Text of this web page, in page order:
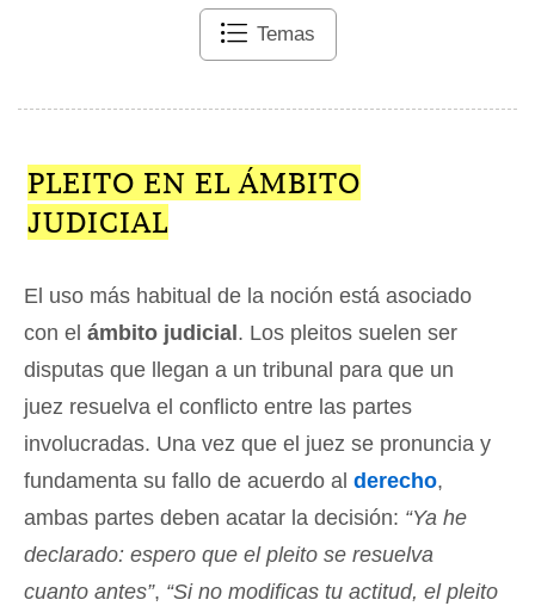
Temas
PLEITO EN EL ÁMBITO
JUDICIAL
El uso más habitual de la noción está asociado
con el ámbito judicial . Los pleitos suelen ser
disputas que llegan a un tribunal para que un
juez resuelva el conflicto entre las partes
involucradas. Una vez que el juez se pronuncia y
fundamenta su fallo de acuerdo al derecho,
ambas partes deben acatar la decisión: “Ya he
declarado: espero que el pleito se resuelva
cuanto antes”, “Si no modificas tu actitud, el pleito